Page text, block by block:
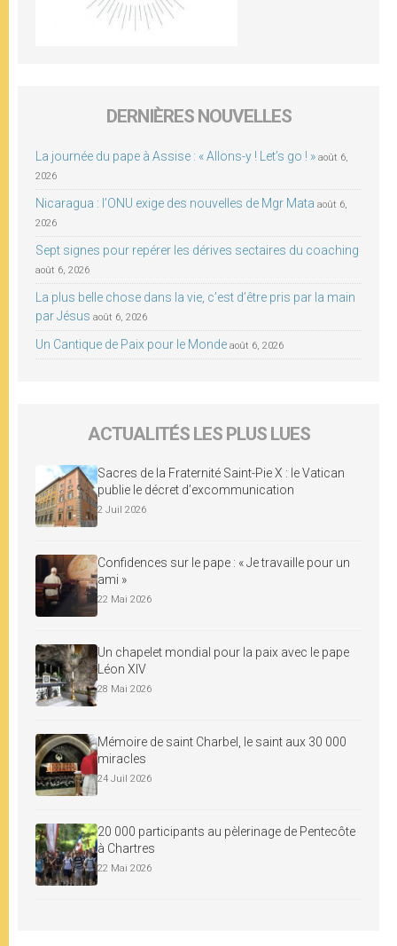
DERNIÈRES NOUVELLES
La journée du pape à Assise : « Allons-y ! Let’s go ! » août 6,
2026
Nicaragua : l’ONU exige des nouvelles de Mgr Mata août 6,
2026
Sept signes pour repérer les dérives sectaires du coaching
août 6, 2026
La plus belle chose dans la vie, c’est d’être pris par la main
par Jésus août 6, 2026
Un Cantique de Paix pour le Monde août 6, 2026
ACTUALITÉS LES PLUS LUES
Sacres de la Fraternité Saint-Pie X : le Vatican
publie le décret d’excommunication
2 Juil 2026
Confidences sur le pape : « Je travaille pour un
ami »
22 Mai 2026
Un chapelet mondial pour la paix avec le pape
Léon XIV
28 Mai 2026
Mémoire de saint Charbel, le saint aux 30 000
miracles
24 Juil 2026
20 000 participants au pèlerinage de Pentecôte
à Chartres
22 Mai 2026